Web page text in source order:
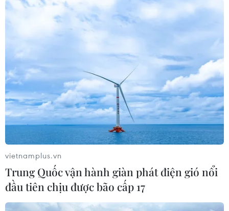
2024./.
(TTXVN/Vietnam+)
vietnamplus.vn
Trung Quốc vận hành giàn phát điện gió nổi
đầu tiên chịu được bão cấp 17